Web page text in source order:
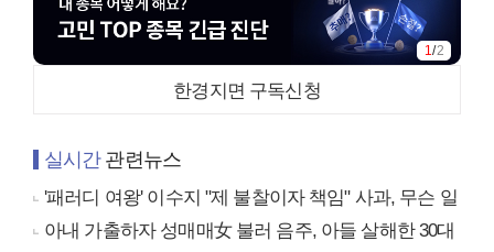
1 /2
한경지면 구독신청
실시간관련뉴스
'패러디 여왕' 이수지 "제 불찰이자 책임" 사과, 무슨 일
아내 가출하자 성매매女 불러 음주, 아들 살해한 30대